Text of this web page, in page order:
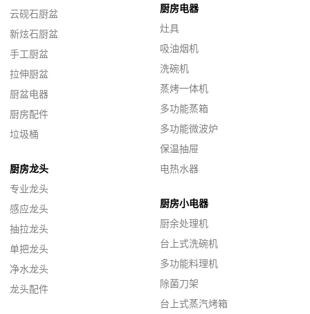
云砚石厨盆
新炫石厨盆
手工厨盆
拉伸厨盆
厨盆电器
厨房配件
垃圾桶
厨房龙头
专业龙头
感应龙头
抽拉龙头
单把龙头
净水龙头
龙头配件
厨房电器
灶具
吸油烟机
洗碗机
蒸烤一体机
多功能蒸箱
多功能微波炉
保温抽屉
电热水器
厨房小电器
厨余处理机
台上式洗碗机
多功能料理机
除菌刀架
台上式蒸汽烤箱